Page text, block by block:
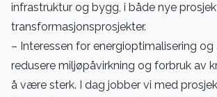
infrastruktur og bygg, i både nye
transformasjonsprosjekter.
– Interessen for energioptimalisering
redusere miljøpåvirkning og forbruk av
å være sterk. I dag jobber vi med